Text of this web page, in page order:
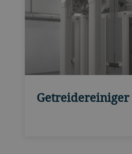
Getreidereiniger